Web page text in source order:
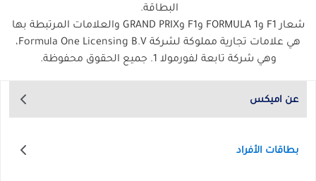
البطاقة.
شعار F1 وFORMULA 1 وF1 وGRAND PRIX والعلامات المرتبطة بها
هي علامات تجارية مملوكة لشركة Formula One Licensing B.V،
وهي شركة تابعة لفورمولا 1. جميع الحقوق محفوظة.
عن اميكس
بطاقات الأفراد